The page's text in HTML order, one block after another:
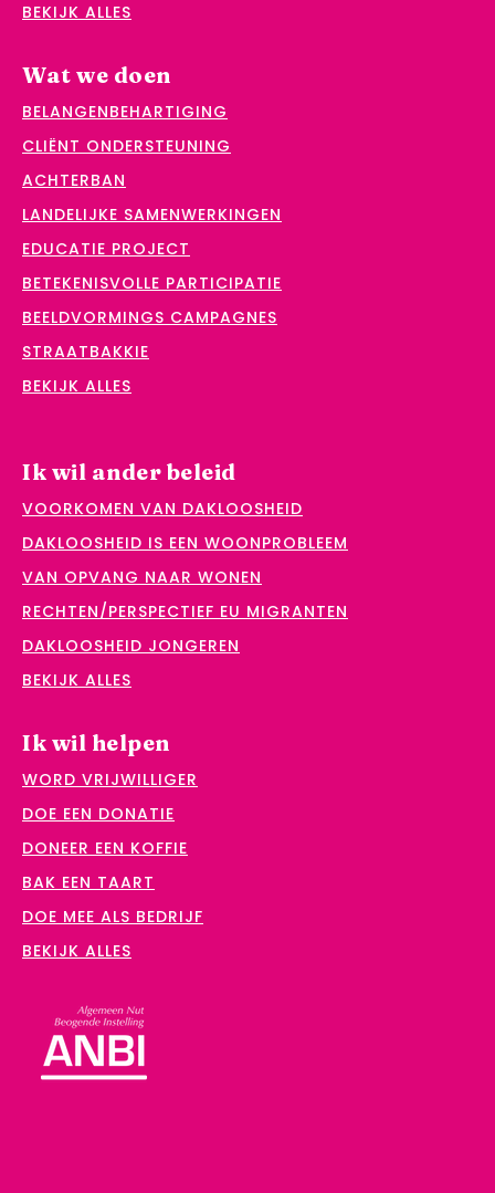
BEKIJK ALLES
Wat we doen
BELANGENBEHARTIGING
CLIËNT ONDERSTEUNING
ACHTERBAN
LANDELIJKE SAMENWERKINGEN
EDUCATIE PROJECT
BETEKENISVOLLE PARTICIPATIE
BEELDVORMINGS CAMPAGNES
STRAATBAKKIE
BEKIJK ALLES
Ik wil ander beleid
VOORKOMEN VAN DAKLOOSHEID
DAKLOOSHEID IS EEN WOONPROBLEEM
VAN OPVANG NAAR WONEN
RECHTEN/PERSPECTIEF EU MIGRANTEN
DAKLOOSHEID JONGEREN
BEKIJK ALLES
Ik wil helpen
WORD VRIJWILLIGER
DOE EEN DONATIE
DONEER EEN KOFFIE
BAK EEN TAART
DOE MEE ALS BEDRIJF
BEKIJK ALLES